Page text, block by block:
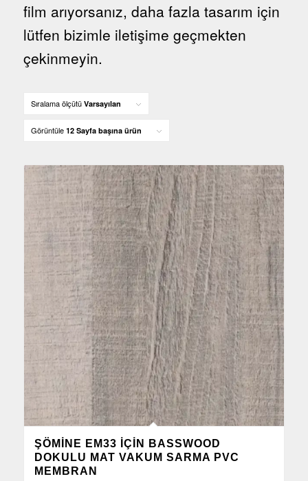
film arıyorsanız, daha fazla tasarım için
lütfen bizimle iletişime geçmekten
çekinmeyin.
Sıralama ölçütü Varsayılan
Görüntüle 12 Sayfa başına ürün
ŞÖMINE EM33 IÇIN BASSWOOD
DOKULU MAT VAKUM SARMA PVC
MEMBRAN